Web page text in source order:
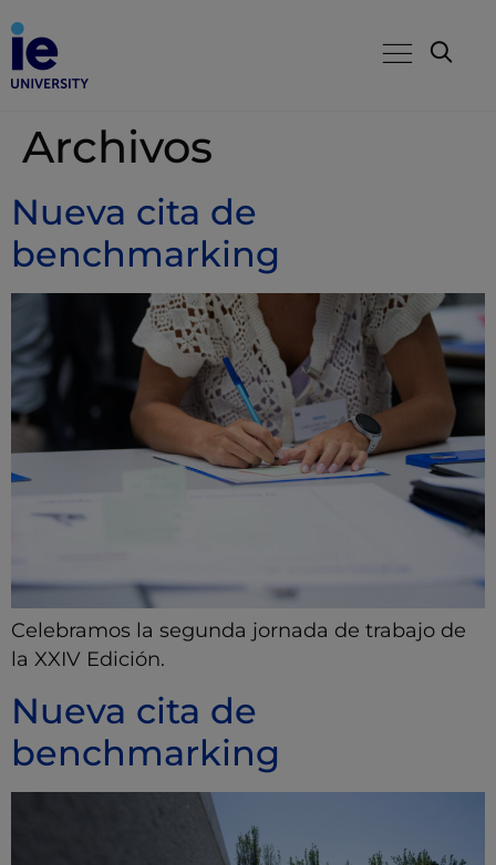
Archivos
Nueva cita de
benchmarking
Celebramos la segunda jornada de trabajo de
la XXIV Edición.
Nueva cita de
benchmarking